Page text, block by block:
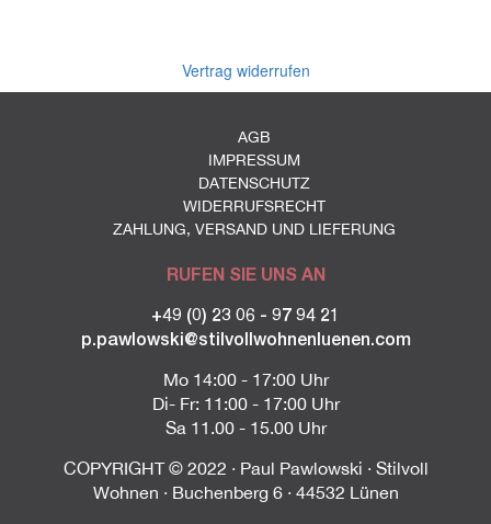
Vertrag widerrufen
AGB
IMPRESSUM
DATENSCHUTZ
WIDERRUFSRECHT
ZAHLUNG, VERSAND UND LIEFERUNG
RUFEN SIE UNS AN
+49 (0) 23 06 - 97 94 21
p.pawlowski@stilvollwohnenluenen.com
Mo 14:00 - 17:00 Uhr
Di- Fr: 11:00 - 17:00 Uhr
Sa 11.00 - 15.00 Uhr
COPYRIGHT © 2022 · Paul Pawlowski · Stilvoll
Wohnen · Buchenberg 6 · 44532 Lünen